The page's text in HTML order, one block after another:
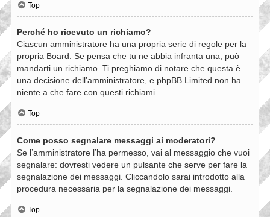
Top
Perché ho ricevuto un richiamo?
Ciascun amministratore ha una propria serie di regole per la
propria Board. Se pensa che tu ne abbia infranta una, può
mandarti un richiamo. Ti preghiamo di notare che questa è
una decisione dell’amministratore, e phpBB Limited non ha
niente a che fare con questi richiami.
Top
Come posso segnalare messaggi ai moderatori?
Se l’amministratore l’ha permesso, vai al messaggio che vuoi
segnalare: dovresti vedere un pulsante che serve per fare la
segnalazione dei messaggi. Cliccandolo sarai introdotto alla
procedura necessaria per la segnalazione dei messaggi.
Top